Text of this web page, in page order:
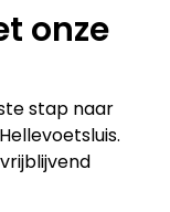
onze
stap naar